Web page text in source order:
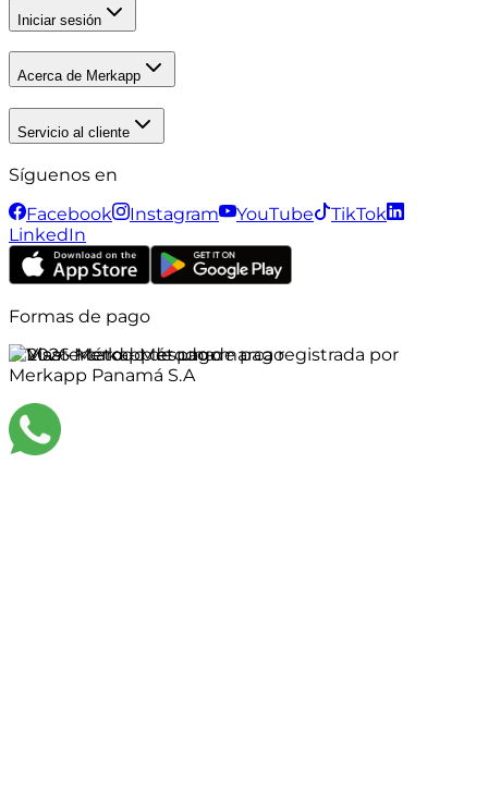
Iniciar sesión
Acerca de Merkapp
Servicio al cliente
Síguenos en
Facebook
Instagram YouTube
TikTok
LinkedIn
Formas de pago
©2026Merkapp es una marca registrada por
Merkapp Panamá S.A